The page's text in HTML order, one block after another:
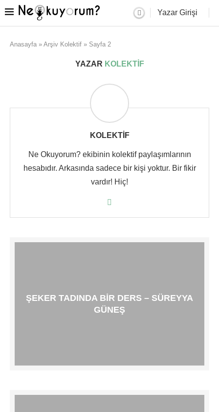
Yazar Girişi
Anasayfa » Arşiv Kolektif » Sayfa 2
YAZAR KOLEKTIF
KOLEKTIF
Ne Okuyorum? ekibinin kolektif paylaşımlarının
hesabıdır. Arkasında sadece bir kişi yoktur. Bir fikir
vardır! Hiç!
ŞEKER TADINDA BIR DERS – SÜREYYA
GÜNEŞ